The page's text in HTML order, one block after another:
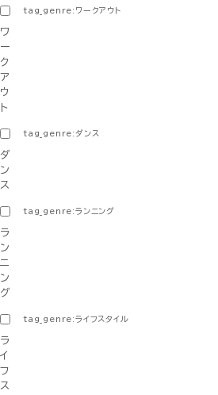
tag_genre:ワークアウト
ワ
ー
ク
ア
ウ
ト
tag_genre:ダンス
ダ
ン
ス
tag_genre:ランニング
ラ
ン
ニ
ン
グ
tag_genre:ライフスタイル
ラ
イ
フ
ス